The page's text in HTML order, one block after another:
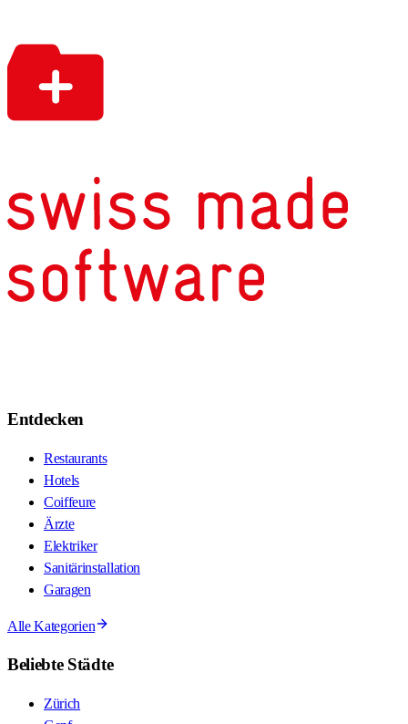
Entdecken
Restaurants
Hotels
Coiffeure
Ärzte
Elektriker
Sanitärinstallation
Garagen
Alle Kategorien
Beliebte Städte
Zürich